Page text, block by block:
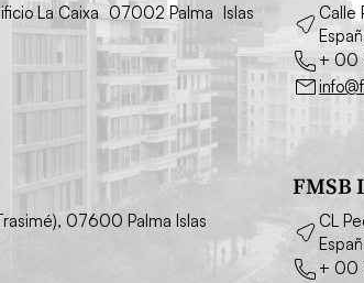
La Caixa 07002 Palma Islas
Calle
+ 00
07600 Palma Islas
FMSB
CL
+ 00